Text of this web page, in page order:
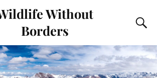
Without
Borders